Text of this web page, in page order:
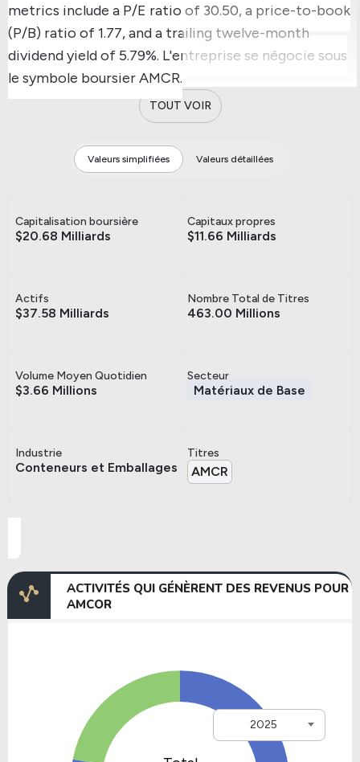
metrics include a P/E ratio of 30.50, a price-to-book
(P/B) ratio of 1.77, and a trailing twelve-month
dividend yield of 5.79%. L'entreprise se négocie sous
le symbole boursier AMCR.
TOUT VOIR
Valeurs simplifiées Valeurs détaillées
Capitalisation boursière
$20.68 Milliards
Capitaux propres
$11.66 Milliards
Actifs
$37.58 Milliards
Nombre Total de Titres
463.00 Millions
Volume Moyen Quotidien
$3.66 Millions
Secteur
Matériaux de Base
Industrie
Conteneurs et Emballages
Titres
AMCR
ACTIVITÉS QUI GÉNÈRENT DES REVENUS POUR
AMCOR
2025